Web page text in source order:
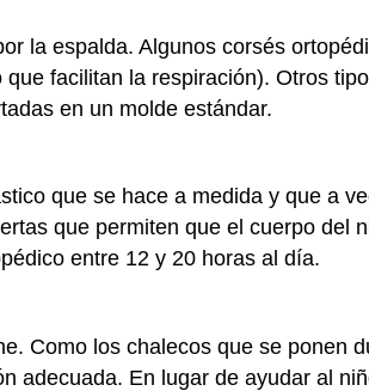
la espalda. Algunos corsés
facilitan la respiración). Otros
en un molde estándar.
que se hace a medida y que a
que permiten que el cuerpo del
entre 12 y 20 horas al día.
Como los chalecos que se ponen
adecuada. En lugar de ayudar al